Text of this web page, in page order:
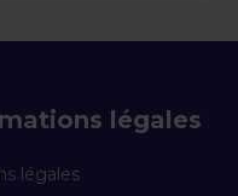
légales
légales